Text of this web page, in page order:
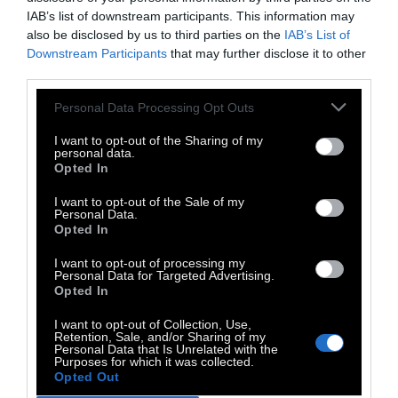
IAB’s list of downstream participants. This information may
also be disclosed by us to third parties on the IAB’s List of
Downstream Participants that may further disclose it to other
Personal Data Processing Opt Outs
I want to opt-out of the Sharing of my
personal data.
Opted In
I want to opt-out of the Sale of my
Personal Data.
Opted In
I want to opt-out of processing my
Personal Data for Targeted Advertising.
Opted In
I want to opt-out of Collection, Use,
Retention, Sale, and/or Sharing of my
Personal Data that Is Unrelated with the
Purposes for which it was collected.
Opted Out
σκέφτονται πολύ, ήταν πολύ λιγότερο
ενεργοί τις καθημερινές από εκείνους που
είχαν την τάση να αποφεύγουν την πολλή
διανοητική δουλειά. Παρόλα αυτά, δεν
σαββατοκύριακα, πράγμα που οι
επιστήμονες δεν ξέρουν πως ακριβώς να
το ερμηνεύσουν.Καθώς το μέγεθος του
δείγματος ήταν μικρό, όπως και το χρονικό
περισσότερες εξετάσεις στο μέλλον θα
πρέπει να αποδείξουν τον συσχετισμό
μεταξύ τεμπελιάς και εξυπνάδας.
Πάντως επειδή η μειωμένη σωματική